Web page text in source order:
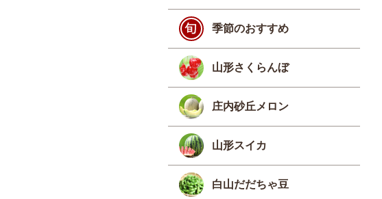
季節のおすすめ
山形さくらんぼ
庄内砂丘メロン
山形スイカ
白山だだちゃ豆